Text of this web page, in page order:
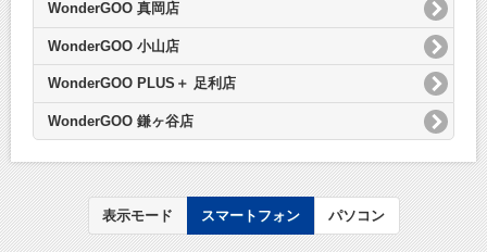
WonderGOO 真岡店
WonderGOO 小山店
WonderGOO PLUS＋ 足利店
WonderGOO 鎌ヶ谷店
表示モード スマートフォン パソコン